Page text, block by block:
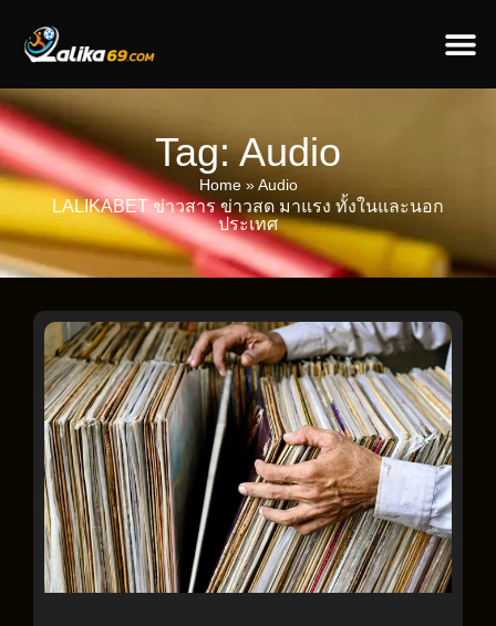
Tag: Audio
Home» Audio
LALIKABET ข่าวสาร ข่าวสด มาแรง ทั้งในและนอก
ประเทศ